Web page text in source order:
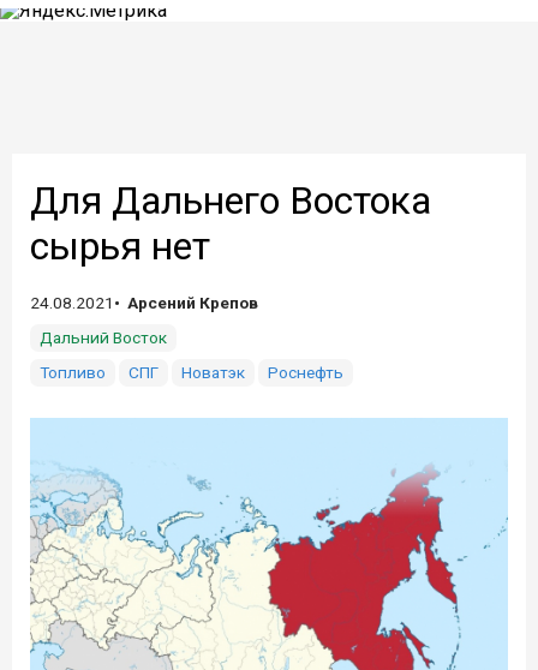
Для Дальнего Востока
сырья нет
24.08.2021
Арсений Крепов
Дальний Восток
Топливо
СПГ Новатэк Роснефть